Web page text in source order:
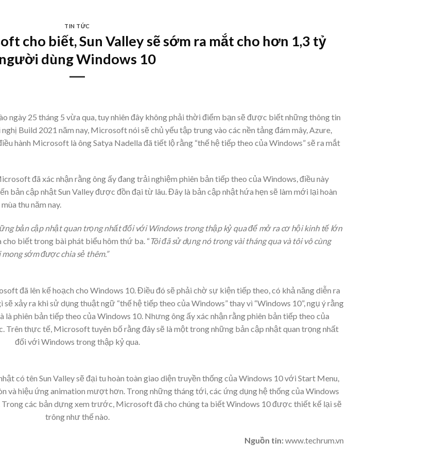
TIN TỨC
cho biết, Sun Valley sẽ sớm ra mắt cho hơn 1,3 tỷ
người dùng Windows 10
ngày 25 tháng 5 vừa qua, tuy nhiên đây không phải thời điểm bạn sẽ được biết những thông tin
Build 2021 năm nay, Microsoft nói sẽ chủ yếu tập trung vào các nền tảng đám mây, Azure,
hành Microsoft là ông Satya Nadella đã tiết lộ rằng “thế hệ tiếp theo của Windows” sẽ ra mắt
đã xác nhận rằng ông ấy đang trải nghiệm phiên bản tiếp theo của Windows, điều này
bản cập nhật Sun Valley được đồn đại từ lâu. Đây là bản cập nhật hứa hẹn sẽ làm mới lại hoàn
thu năm nay.
bản cập nhật quan trọng nhất đối với Windows trong thập kỷ qua để mở ra cơ hội kinh tế lớn
cho biết trong bài phát biểu hôm thứ ba. “Tôi đã sử dụng nó trong vài tháng qua và tôi vô cùng
sớm được chia sẻ thêm.”
đã lên kế hoạch cho Windows 10. Điều đó sẽ phải chờ sự kiện tiếp theo, có khả năng diễn ra
xảy ra khi sử dụng thuật ngữ “thế hệ tiếp theo của Windows” thay vì “Windows 10”, ngụ ý rằng
là phiên bản tiếp theo của Windows 10. Nhưng ông ấy xác nhận rằng phiên bản tiếp theo của
Trên thực tế, Microsoft tuyên bố rằng đây sẽ là một trong những bản cập nhật quan trọng nhất
đối với Windows trong thập kỷ qua.
có tên Sun Valley sẽ đại tu hoàn toàn giao diện truyền thống của Windows 10 với Start Menu,
và hiệu ứng animation mượt hơn. Trong những tháng tới, các ứng dụng hệ thống của Windows
các bản dựng xem trước, Microsoft đã cho chúng ta biết Windows 10 được thiết kế lại sẽ
trông như thế nào.
Nguồn tin:www.techrum.vn